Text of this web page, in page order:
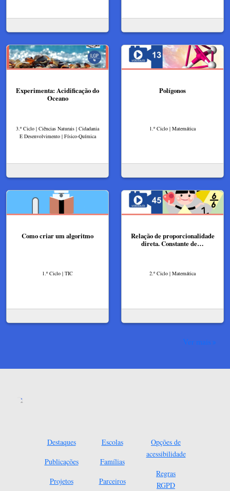
Experimenta: Acidificação do
Oceano
3.º Ciclo | Ciências Naturais | Cidadania
E Desenvolvimento | Físico-Química
Polígonos
1.º Ciclo | Matemática
Como criar um algoritmo
1.º Ciclo | TIC
Relação de proporcionalidade
direta. Constante de…
2.º Ciclo | Matemática
Ver mais
Destaques
Publicações
Projetos
Escolas
Famílias
Parceiros
Opções de
acessibilidade
Regras
RGPD